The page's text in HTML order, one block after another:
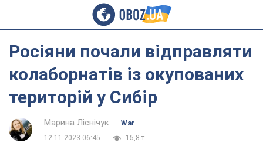
Росіяни почали відправляти
колаборнатів із окупованих
територій у Сибір
Марина Ліснічук
War
12.11.2023 06:45
15,8 т.